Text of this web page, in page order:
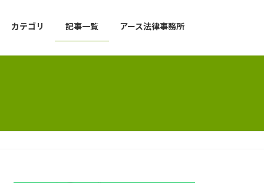
カテゴリ 記事一覧 アース法律事務所